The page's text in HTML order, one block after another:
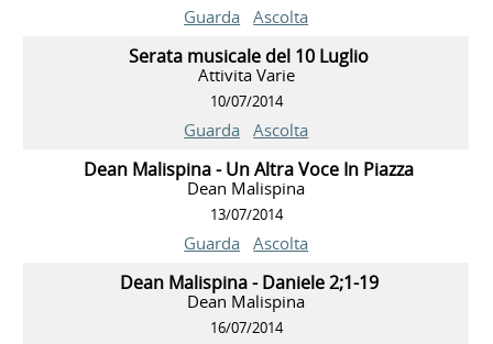
Guarda Ascolta
Serata musicale del 10 Luglio
Attivita Varie
10/07/2014
Guarda Ascolta
Dean Malispina - Un Altra Voce In Piazza
Dean Malispina
13/07/2014
Guarda Ascolta
Dean Malispina - Daniele 2;1-19
Dean Malispina
16/07/2014